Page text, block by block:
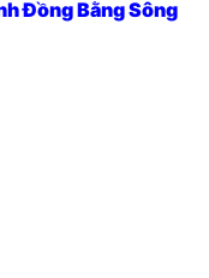
Đồng Bằng Sông